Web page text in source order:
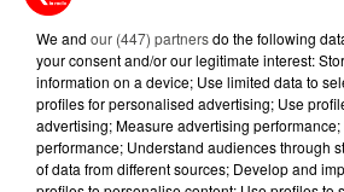
ÉCLIPSE
RUÉE VERS LES
We and our (447) partnersdo the following
your consent and/or our legitimate interest:
information on a device; Use limited data to
profiles for personalised advertising; Use
advertising; Measure advertising
performance; Understand audiences through
of data from different sources; Develop and